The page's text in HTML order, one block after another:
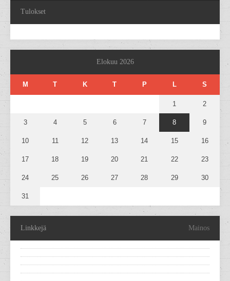
Tulokset
Elokuu 2026
M T K T P L S
1 2
3 4 5 6 7 8 9
10 11 12 13 14 15 16
17 18 19 20 21 22 23
24 25 26 27 28 29 30
31
Linkkejä Mainos